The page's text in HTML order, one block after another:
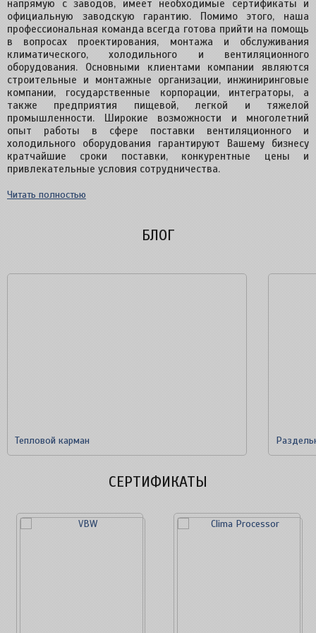
напрямую с заводов, имеет необходимые сертификаты и
официальную заводскую гарантию. Помимо этого, наша
профессиональная команда всегда готова прийти на помощь
в вопросах проектирования, монтажа и обслуживания
климатического, холодильного и вентиляционного
оборудования. Основными клиентами компании являются
строительные и монтажные организации, инжиниринговые
компании, государственные корпорации, интеграторы, а
также предприятия пищевой, легкой и тяжелой
промышленности. Широкие возможности и многолетний
опыт работы в сфере поставки вентиляционного и
холодильного оборудования гарантируют Вашему бизнесу
кратчайшие сроки поставки, конкурентные цены и
привлекательные условия сотрудничества.
Читать полностью
БЛОГ
Тепловой карман
СЕРТИФИКАТЫ